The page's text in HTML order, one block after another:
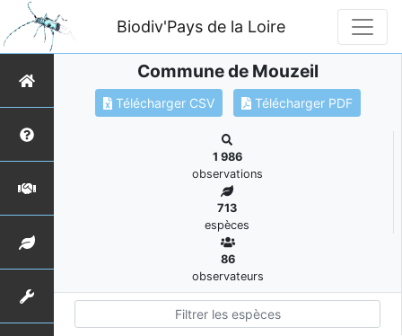
Biodiv'Pays de la Loire
Commune de Mouzeil
Télécharger CSV Télécharger PDF
1 986
observations
713
espèces
86
observateurs